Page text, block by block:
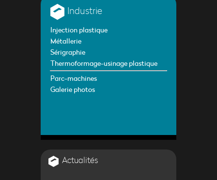
Industrie
Injection plastique
Métallerie
Sérigraphie
Thermoformage-usinage plastique
Parc-machines
Galerie photos
Actualités